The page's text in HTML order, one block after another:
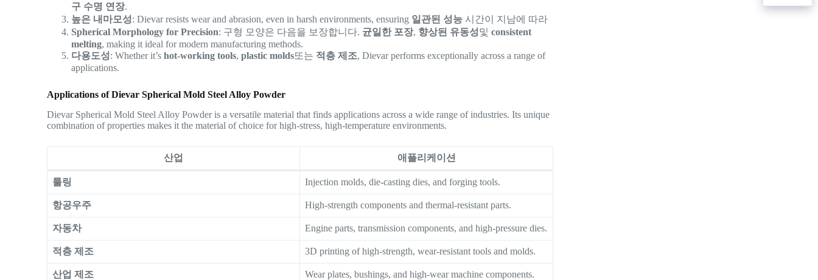
구 수명 연장.
높은 내마모성: Dievar resists wear and abrasion, even in harsh environments, ensuring 일관된 성능 시간이 지남에 따라
Spherical Morphology for Precision: 구형 모양은 다음을 보장합니다. 균일한 포장, 향상된 유동성및consistent
melting, making it ideal for modern manufacturing methods.
다용도성: Whether it’shot-working tools,plastic molds또는 적층 제조, Dievar performs exceptionally across a range of
applications.
Applications of Dievar Spherical Mold Steel Alloy Powder
Dievar Spherical Mold Steel Alloy Powder is a versatile material that finds applications across a wide range of industries. Its unique
combination of properties makes it the material of choice for high-stress, high-temperature environments.
산업 애플리케이션
툴링 Injection molds, die-casting dies, and forging tools.
항공우주 High-strength components and thermal-resistant parts.
자동차 Engine parts, transmission components, and high-pressure dies.
적층 제조 3D printing of high-strength, wear-resistant tools and molds.
산업 제조 Wear plates, bushings, and high-wear machine components.